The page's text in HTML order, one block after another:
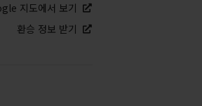
지도에서 보기
환승 정보 받기